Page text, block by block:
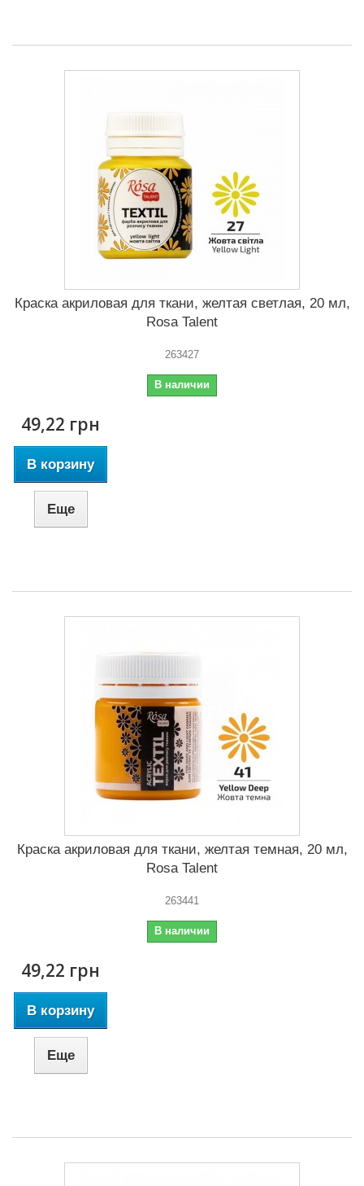
Краска акриловая для ткани, желтая светлая, 20 мл,
Rosa Talent
263427
В наличии
49,22 грн
В корзину
Еще
Краска акриловая для ткани, желтая темная, 20 мл,
Rosa Talent
263441
В наличии
49,22 грн
В корзину
Еще